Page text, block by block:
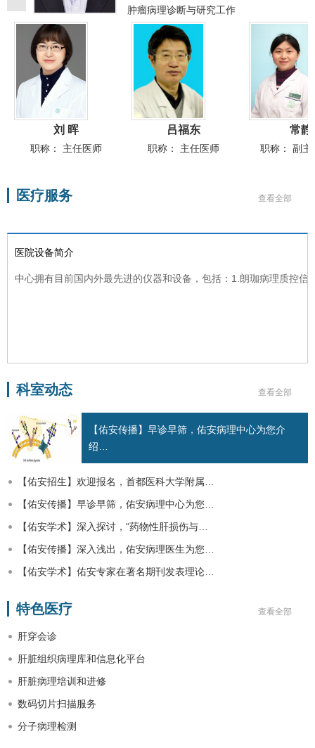
肿瘤病理诊断与研究工作
任医师 职称： 主任医师 职称： 副主任医师
查看全部
医疗服务
医院设备简介
中心拥有目前国内外最先进的仪器和设备，包括：1.朗珈病理质控
查看全部
科室动态
【佑安传播】早诊早筛，佑安病理中心为您介
绍…
【佑安招生】欢迎报名，首都医科大学附属…
【佑安传播】早诊早筛，佑安病理中心为您…
【佑安学术】深入探讨，“药物性肝损伤与…
【佑安传播】深入浅出，佑安病理医生为您…
【佑安学术】佑安专家在著名期刊发表理论…
查看全部
特色医疗
肝穿会诊
肝脏组织病理库和信息化平台
肝脏病理培训和进修
数码切片扫描服务
分子病理检测